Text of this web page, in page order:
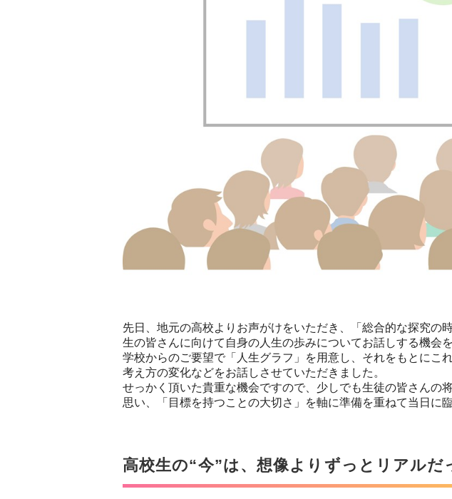
先日、地元の高校よりお声がけをいただき、「総合的な探究の
生の皆さんに向けて自身の人生の歩みについてお話しする機会
学校からのご要望で「人生グラフ」を用意し、それをもとにこ
考え方の変化などをお話しさせていただきました。
せっかく頂いた貴重な機会ですので、少しでも生徒の皆さんの
思い、「目標を持つことの大切さ」を軸に準備を重ねて当日に臨
高校生の“今”は、想像よりずっとリアルだ